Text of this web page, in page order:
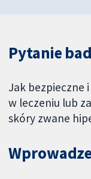
Pytanie
Jak bezpieczne
w leczeniu lub
skóry zwane